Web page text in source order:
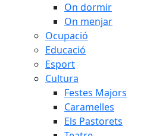
On dormir
On menjar
Ocupació
Educació
Esport
Cultura
Festes Majors
Caramelles
Els Pastorets